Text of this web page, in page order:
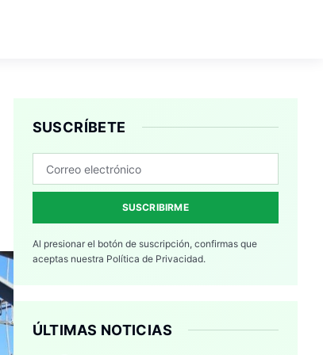
SUSCRÍBETE
SUSCRIBIRME
Al presionar el botón de suscripción, confirmas que
aceptas nuestra Política de Privacidad.
ÚLTIMAS NOTICIAS